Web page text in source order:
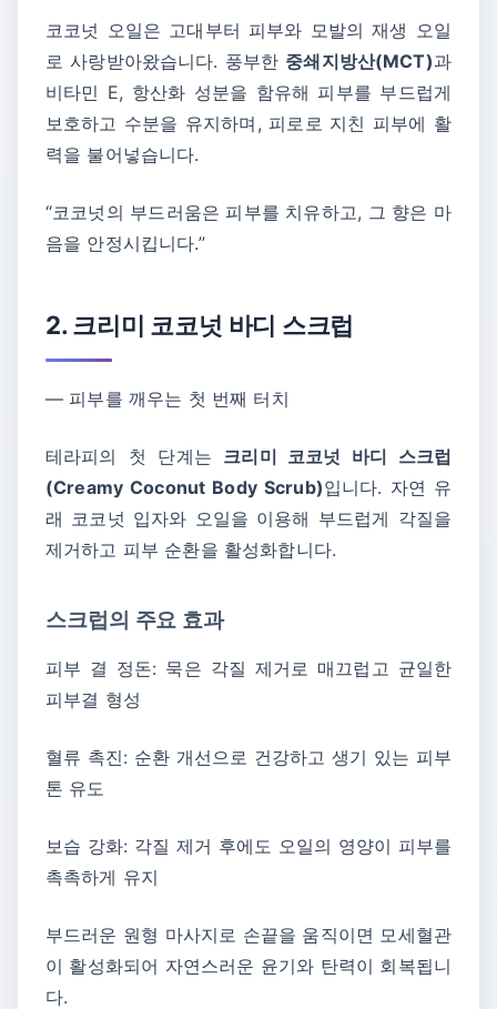
코코넛 오일은 고대부터 피부와 모발의 재생 오일
로 사랑받아왔습니다. 풍부한 중쇄지방산(MCT)과
비타민 E, 항산화 성분을 함유해 피부를 부드럽게
보호하고 수분을 유지하며, 피로로 지친 피부에 활
력을 불어넣습니다.
“코코넛의 부드러움은 피부를 치유하고, 그 향은 마
음을 안정시킵니다.”
2. 크리미 코코넛 바디 스크럽
― 피부를 깨우는 첫 번째 터치
테라피의 첫 단계는 크리미 코코넛 바디 스크럽
(Creamy Coconut Body Scrub)입니다. 자연 유
래 코코넛 입자와 오일을 이용해 부드럽게 각질을
제거하고 피부 순환을 활성화합니다.
스크럽의 주요 효과
피부 결 정돈: 묵은 각질 제거로 매끄럽고 균일한
피부결 형성
혈류 촉진: 순환 개선으로 건강하고 생기 있는 피부
톤 유도
보습 강화: 각질 제거 후에도 오일의 영양이 피부를
촉촉하게 유지
부드러운 원형 마사지로 손끝을 움직이면 모세혈관
이 활성화되어 자연스러운 윤기와 탄력이 회복됩니
다.